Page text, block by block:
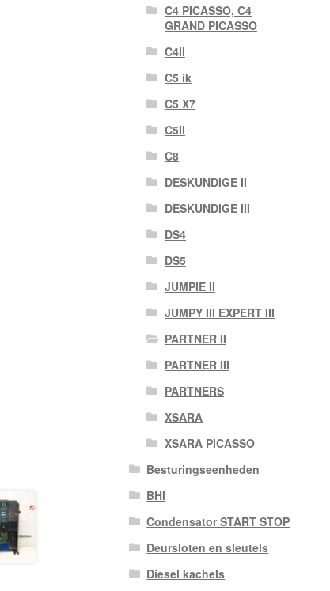
C4 PICASSO, C4
GRAND PICASSO
C4II
C5 ik
C5 X7
C5II
C8
DESKUNDIGE II
DESKUNDIGE III
DS4
DS5
JUMPIE II
JUMPY III EXPERT III
PARTNER II
PARTNER III
PARTNERS
XSARA
XSARA PICASSO
Besturingseenheden
BHI
Condensator START STOP
Deursloten en sleutels
Diesel kachels